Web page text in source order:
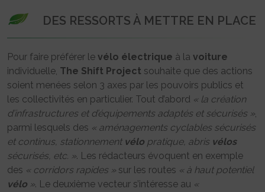
DES RESSORTS À METTRE EN PLACE
Pour faire préférer le vélo électrique à la voiture
individuelle, The Shift Project souhaite que des actions
soient menées selon 3 axes par les pouvoirs publics et
les collectivités en particulier. Tout d’abord « la création
d’infrastructures et d’équipements adaptés et sécurisés »,
parmi lesquels des « aménagements cyclables sécurisés
et continus, stationnement vélo pratique, abris vélos
sécurisés, etc. ». Les rédacteurs évoquent en exemple
des « corridors rapides » sur les routes « à haut potentiel
vélo ». Le deuxième vecteur s’intéresse au «